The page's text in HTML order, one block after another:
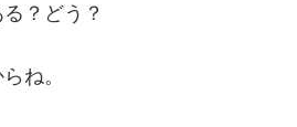
？どう？
ね。